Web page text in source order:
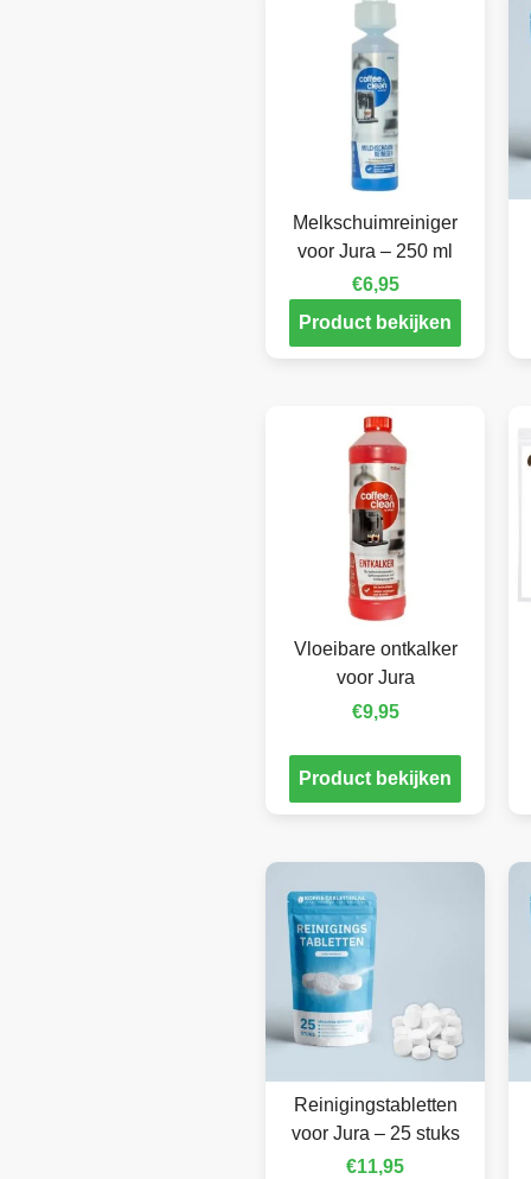
Melkschuimreiniger
voor Jura – 250 ml
€6,95
Product bekijken
Vloeibare ontkalker
voor Jura
€9,95
Product bekijken
Reinigingstabletten
voor Jura – 25 stuks
€11,95